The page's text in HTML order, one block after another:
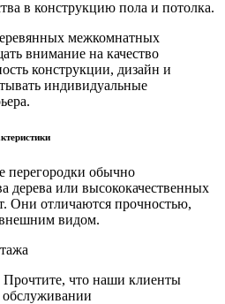
в конструкцию пола и потолка.
межкомнатных
внимание на качество
конструкции, дизайн и
индивидуальные
перегородки обычно
дерева или высококачественных
Они отличаются прочностью,
видом.
что наши клиенты
обслуживании